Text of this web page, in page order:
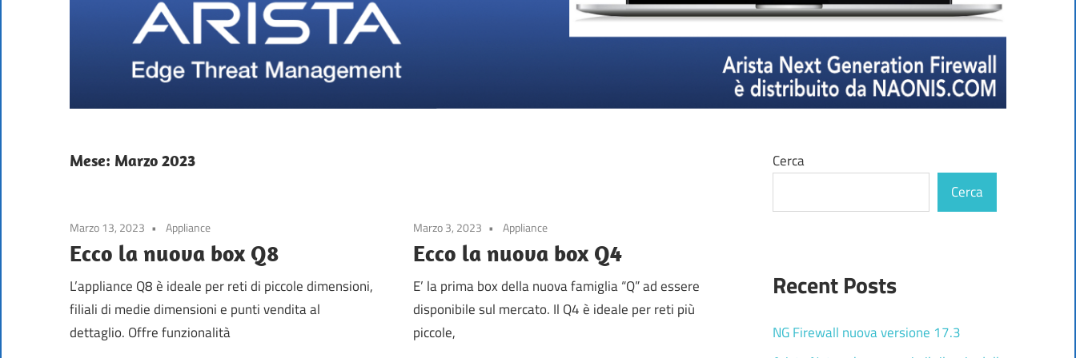
Mese: Marzo 2023
Marzo 13, 2023 Appliance
Ecco la nuova box Q8
L’appliance Q8 è ideale per reti di piccole dimensioni,
filiali di medie dimensioni e punti vendita al
dettaglio. Offre funzionalità
Marzo 3, 2023 Appliance
Ecco la nuova box Q4
E’ la prima box della nuova famiglia “Q” ad essere
disponibile sul mercato. Il Q4 è ideale per reti più
piccole,
Cerca
Cerca
Recent Posts
NG Firewall nuova versione 17.3